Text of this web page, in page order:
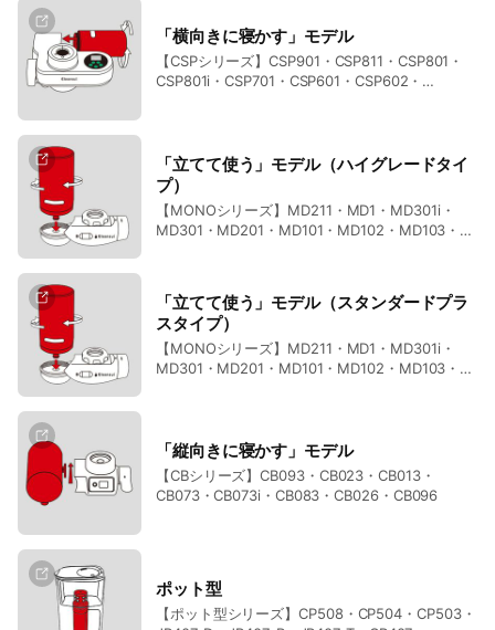
「横向きに寝かす」モデル
【CSPシリーズ】CSP901・CSP811・CSP801・
CSP801i・CSP701・CSP601・CSP602・
「立てて使う」モデル（ハイグレードタイ
プ）
【MONOシリーズ】MD211・MD1・MD301i・
MD301・MD201・MD101・MD102・MD103・
「立てて使う」モデル（スタンダードプラ
スタイプ）
【MONOシリーズ】MD211・MD1・MD301i・
MD301・MD201・MD101・MD102・MD103・
「縦向きに寝かす」モデル
【CBシリーズ】CB093・CB023・CB013・
CB073・CB073i・CB083・CB026・CB096
ポット型
【ポット型シリーズ】CP508・CP504・CP503・